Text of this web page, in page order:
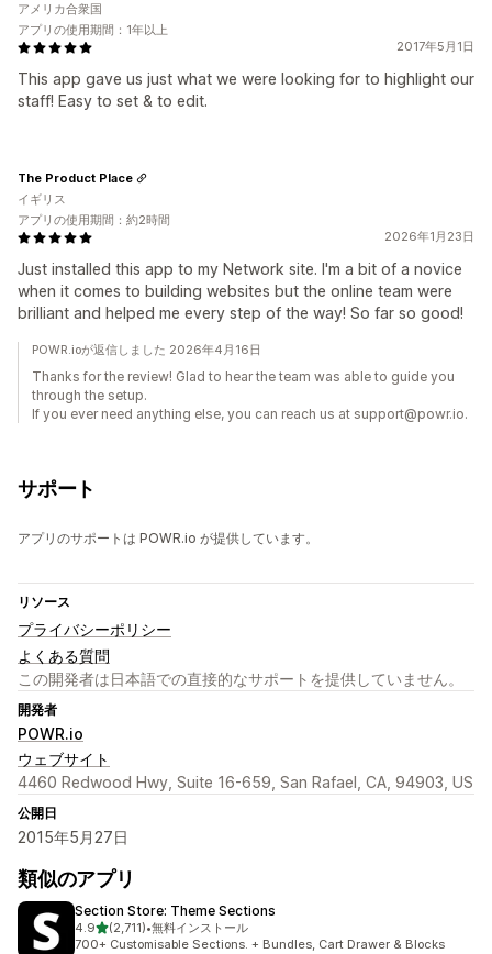
2017年5月1日
This app gave us just what we were looking for to highlight our
staff! Easy to set & to edit.
アメリカ合衆国
アプリの使用期間：1年以上
2026年1月23日
Just installed this app to my Network site. I'm a bit of a novice
when it comes to building websites but the online team were
brilliant and helped me every step of the way! So far so good!
The Product Place
イギリス
アプリの使用期間：約2時間
POWR.ioが返信しました 2026年4月16日
Thanks for the review! Glad to hear the team was able to guide you
through the setup.
If you ever need anything else, you can reach us at support@powr.io.
サポート
アプリのサポートは POWR.io が提供しています。
リソース
プライバシーポリシー
よくある質問
この開発者は日本語での直接的なサポートを提供していません。
開発者
POWR.io
ウェブサイト
4460 Redwood Hwy, Suite 16-659, San Rafael, CA, 94903, US
公開日
2015年5月27日
類似のアプリ
Section Store: Theme Sections
4.95つ星中
(2,711)
合計レビュー数：2711件
•無料インストール
700+ Customisable Sections. + Bundles, Cart Drawer & Blocks